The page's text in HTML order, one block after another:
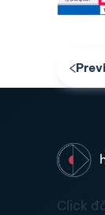
Click